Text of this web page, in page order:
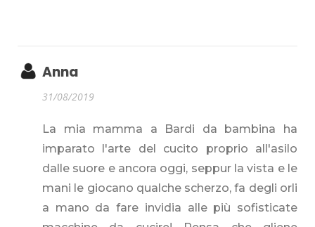
Anna
31/08/2019
La mia mamma a Bardi da bambina ha
imparato l'arte del cucito proprio all'asilo
dalle suore e ancora oggi, seppur la vista e le
mani le giocano qualche scherzo, fa degli orli
a mano da fare invidia alle più sofisticate